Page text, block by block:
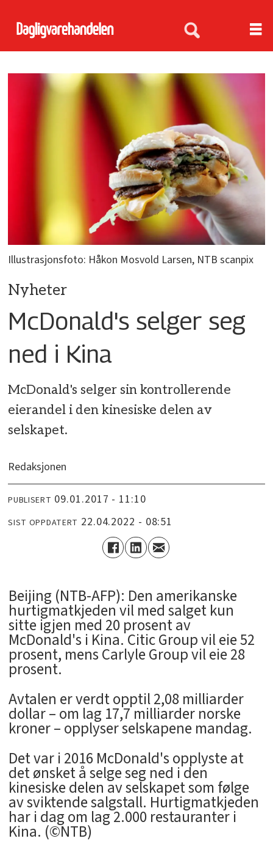
Illustrasjonsfoto: Håkon Mosvold Larsen, NTB scanpix
Nyheter
McDonald's selger seg
ned i Kina
McDonald's selger sin kontrollerende
eierandel i den kinesiske delen av
selskapet.
Redaksjonen
PUBLISERT 09.01.2017 - 11:10
SIST OPPDATERT 22.04.2022 - 08:51
Beijing (NTB-AFP): Den amerikanske
hurtigmatkjeden vil med salget kun
sitte igjen med 20 prosent av
McDonald's i Kina. Citic Group vil eie 52
prosent, mens Carlyle Group vil eie 28
prosent.
Avtalen er verdt opptil 2,08 milliarder
dollar – om lag 17,7 milliarder norske
kroner – opplyser selskapene mandag.
Det var i 2016 McDonald's opplyste at
det ønsket å selge seg ned i den
kinesiske delen av selskapet som følge
av sviktende salgstall. Hurtigmatkjeden
har i dag om lag 2.000 restauranter i
Kina. (©NTB)